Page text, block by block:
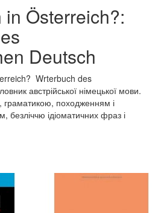
Österreich?:
Deutsch
Wrterbuch des
австрійської німецької мови.
походженням і
безліччю ідіоматичних фраз і